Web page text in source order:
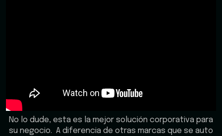
No lo dude, esta es la mejor solución corporativa para
su negocio. A diferencia de otras marcas que se auto